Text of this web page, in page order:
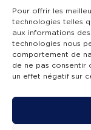
Pour offrir les
technologies telles
aux informations
technologies nous
comportement de
de ne pas consentir
un effet négatif sur